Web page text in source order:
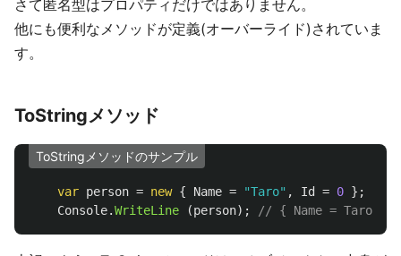
さて匿名型はプロパティだけではありません。
他にも便利なメソッドが定義(オーバーライド)されていま
す。
ToStringメソッド
ToStringメソッドのサンプル
var person = new { Name = "Taro" , Id = 0 };
Console.WriteLine (person); // { Name = Taro,